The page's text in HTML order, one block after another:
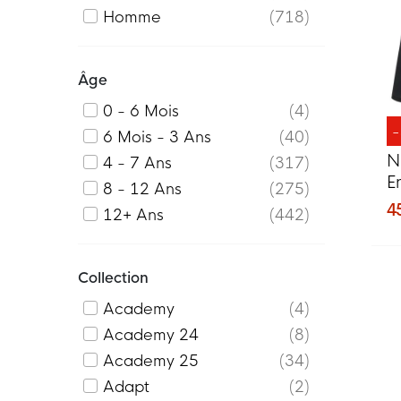
Maroc
6
Turquie
3
Homme
718
Âge
0 - 6 Mois
4
6 Mois - 3 Ans
40
4 - 7 Ans
317
8 - 12 Ans
275
12+ Ans
442
Collection
Academy
4
Academy 24
8
Academy 25
34
Adapt
2